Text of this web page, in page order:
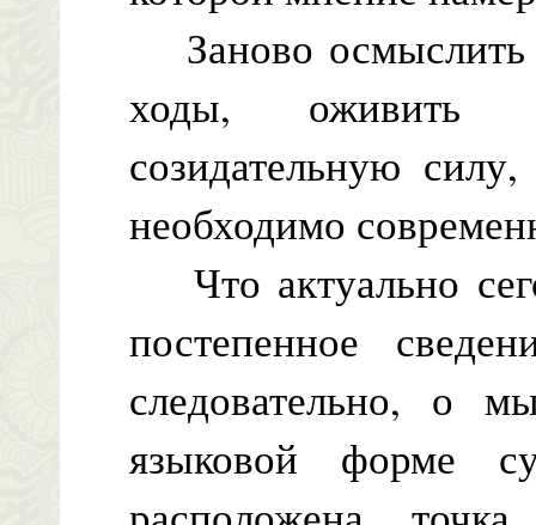
Заново осмыслить
ходы, оживить
созидательную
необходимо
Что актуально
постепенное
следовательно, о
языковой форме